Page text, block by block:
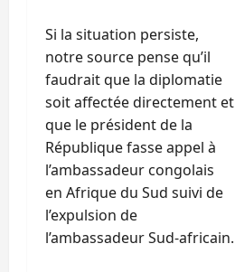
Si la situation persiste,
notre source pense qu’il
faudrait que la diplomatie
soit affectée directement et
que le président de la
République fasse appel à
l’ambassadeur congolais
en Afrique du Sud suivi de
l’expulsion de
l’ambassadeur Sud-africain.